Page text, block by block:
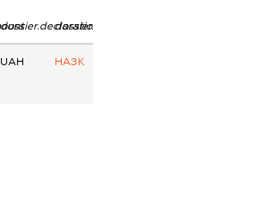
dossier.declarations.currency
dossier.declarations.source
UAH НАЗК